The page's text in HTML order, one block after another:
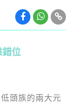
錯位
頭族的兩大元